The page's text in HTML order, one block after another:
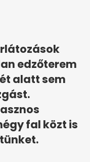
edzőterem
alatt sem
fal közt is